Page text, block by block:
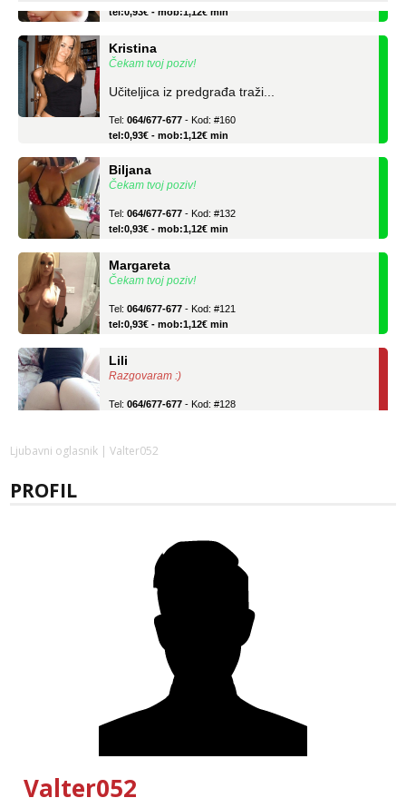
Kristina
Čekam tvoj poziv!
Učiteljica iz predgrađa traži...
Biljana
Čekam tvoj poziv!
Margareta
Čekam tvoj poziv!
Lili
Razgovaram :)
Čekam tvoj poziv!
064/677-677
tel:0,93€ - mob:1,12€ min
Čekam tvoj poziv!
064/677-677
tel:0,93€ - mob:1,12€ min
Učiteljica iz predgrađa traži...
Ljubavni oglasnik | Valter052
PROFIL
Valter052